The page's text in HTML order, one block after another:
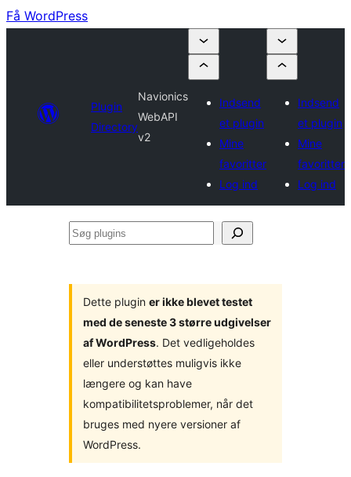
Få WordPress
Plugin
Directory
Navionics
WebAPI
v2
Indsend
et plugin
Mine
favoritter
Log ind
Indsend
et plugin
Mine
favoritter
Log ind
Søg
Dette plugin er ikke blevet testet
med de seneste 3 større udgivelser
af WordPress. Det vedligeholdes
eller understøttes muligvis ikke
længere og kan have
kompatibilitetsproblemer, når det
bruges med nyere versioner af
WordPress.